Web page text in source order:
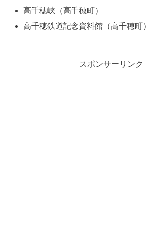
高千穂峡（高千穂町）
高千穂鉄道記念資料館（高千穂町）
スポンサーリンク